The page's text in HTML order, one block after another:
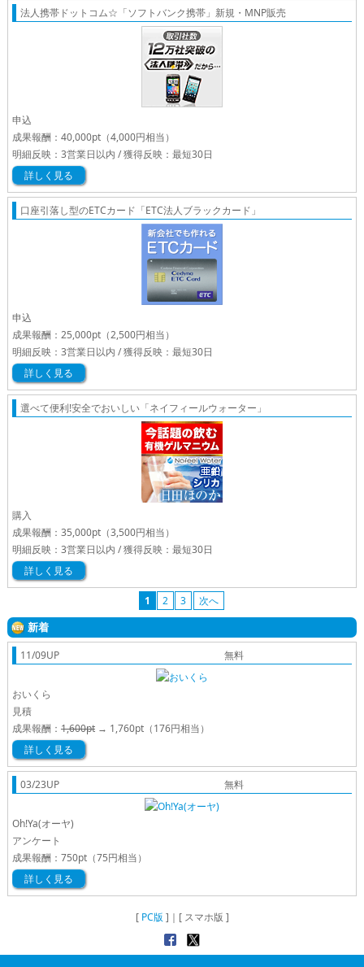
法人携帯ドットコム☆「ソフトバンク携帯」新規・MNP販売
申込
成果報酬： 40,000pt（4,000円相当）
明細反映：3営業日以内 / 獲得反映：最短30日
詳しく見る
口座引落し型のETCカード「ETC法人ブラックカード」
申込
成果報酬： 25,000pt（2,500円相当）
明細反映：3営業日以内 / 獲得反映：最短30日
詳しく見る
選べて便利!安全でおいしい「ネイフィールウォーター」
購入
成果報酬： 35,000pt（3,500円相当）
明細反映：3営業日以内 / 獲得反映：最短30日
詳しく見る
1 2 3 次へ
新着
11/09UP 無料
おいくら
見積
成果報酬： 1,600pt→ 1,760pt（176円相当）
詳しく見る
03/23UP 無料
Oh!Ya(オーヤ)
アンケート
成果報酬： 750pt（75円相当）
詳しく見る
[ PC版 ]｜[ スマホ版 ]